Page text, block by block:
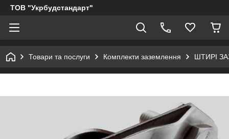
ТОВ "Укрбудстандарт"
Товари та послуги Комплекти заземлення ШТИРІ